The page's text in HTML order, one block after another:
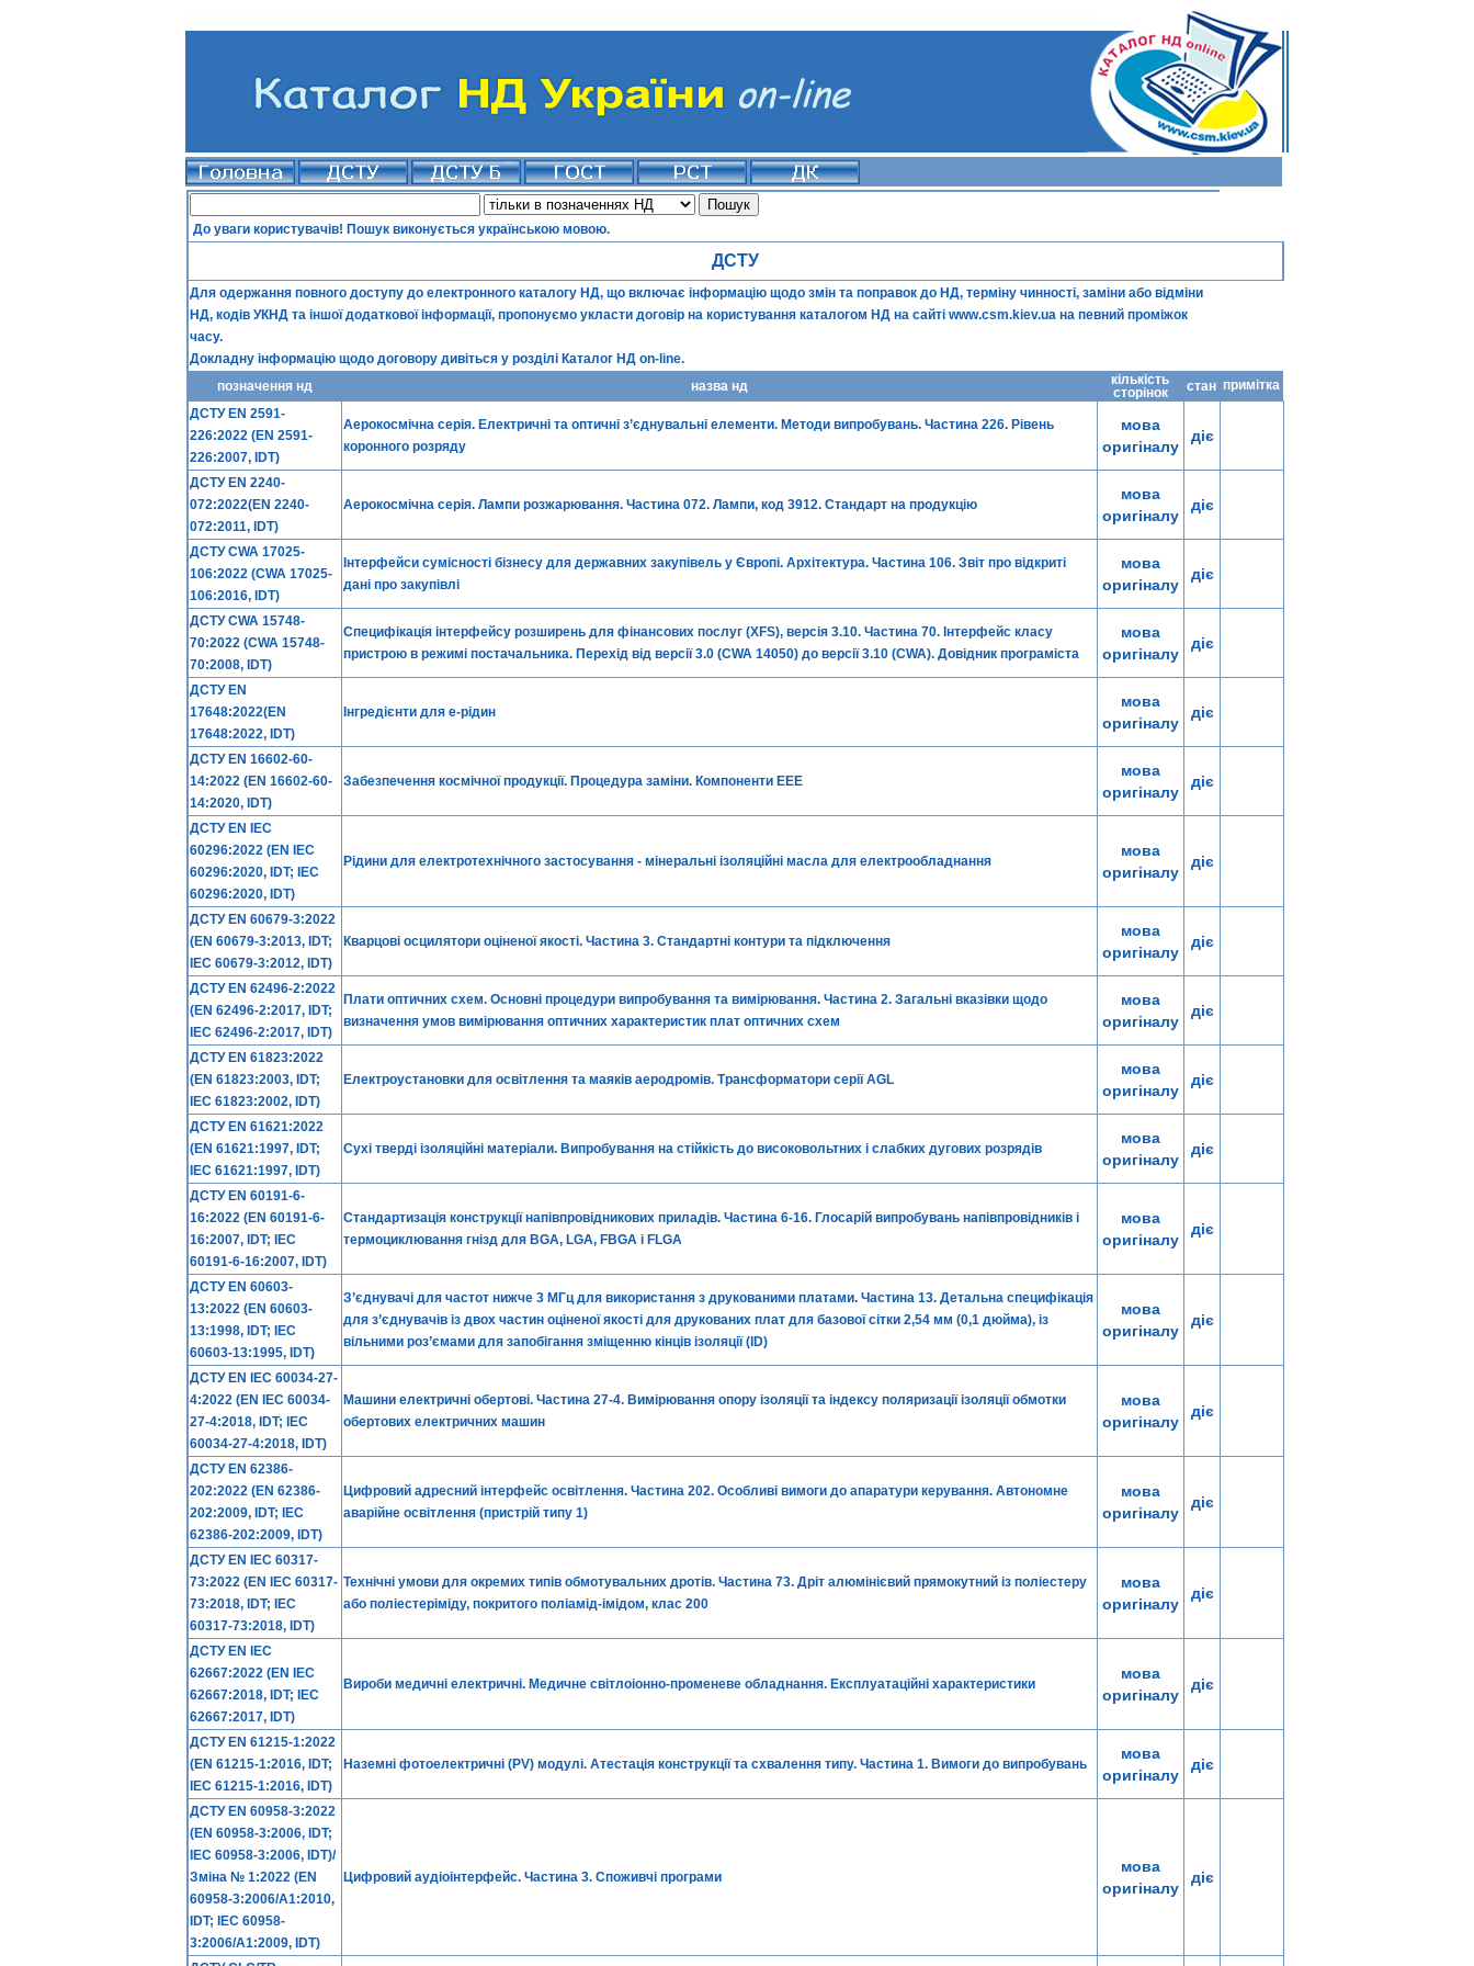
До уваги користувачів! Пошук виконується українською мовою.
ДСТУ
Для одержання повного доступу до електронного каталогу НД, що включає інформацію щодо змін та поправок до НД, терміну чинності, заміни або відміни
НД, кодів УКНД та іншої додаткової інформації, пропонуємо укласти договір на користування каталогом НД на сайті www.csm.kiev.ua на певний проміжок
часу.
Докладну інформацію щодо договору дивіться у розділі Каталог НД on-line.
позначення нд
назва нд
кількість
сторінок
стан примітка
ДСТУ EN 2591-
226:2022 (EN 2591-
226:2007, IDT)
Аерокосмічна серія. Електричні та оптичні з’єднувальні елементи. Методи випробувань. Частина 226. Рівень
коронного розряду
мова
оригіналу
діє
ДСТУ EN 2240-
072:2022(EN 2240-
072:2011, IDT)
Аерокосмічна серія. Лампи розжарювання. Частина 072. Лампи, код 3912. Стандарт на продукцію
мова
оригіналу
діє
ДСТУ CWA 17025-
106:2022 (CWA 17025-
106:2016, IDT)
Інтерфейси сумісності бізнесу для державних закупівель у Європі. Архітектура. Частина 106. Звіт про відкриті
дані про закупівлі
мова
оригіналу
діє
ДСТУ CWA 15748-
70:2022 (CWA 15748-
70:2008, IDT)
Специфікація інтерфейсу розширень для фінансових послуг (XFS), версія 3.10. Частина 70. Інтерфейс класу
пристрою в режимі постачальника. Перехід від версії 3.0 (CWA 14050) до версії 3.10 (CWA). Довідник програміста
мова
оригіналу
діє
ДСТУ EN
17648:2022(EN
17648:2022, IDT)
Інгредієнти для е-рідин
мова
оригіналу
діє
ДСТУ EN 16602-60-
14:2022 (EN 16602-60-
14:2020, IDT)
Забезпечення космічної продукції. Процедура заміни. Компоненти EEE
мова
оригіналу
діє
ДСТУ EN IEC
60296:2022 (EN IEC
60296:2020, IDT; IEC
60296:2020, IDT)
Рідини для електротехнічного застосування - мінеральні ізоляційні масла для електрообладнання
мова
оригіналу
діє
ДСТУ EN 60679-3:2022
(EN 60679-3:2013, IDT;
IEC 60679-3:2012, IDT)
Кварцові осцилятори оціненої якості. Частина 3. Стандартні контури та підключення
мова
оригіналу
діє
ДСТУ EN 62496-2:2022
(EN 62496-2:2017, IDT;
IEC 62496-2:2017, IDT)
Плати оптичних схем. Основні процедури випробування та вимірювання. Частина 2. Загальні вказівки щодо
визначення умов вимірювання оптичних характеристик плат оптичних схем
мова
оригіналу
діє
ДСТУ EN 61823:2022
(EN 61823:2003, IDT;
IEC 61823:2002, IDT)
Електроустановки для освітлення та маяків аеродромів. Трансформатори серії AGL
мова
оригіналу
діє
ДСТУ EN 61621:2022
(EN 61621:1997, IDT;
IEC 61621:1997, IDT)
Сухі тверді ізоляційні матеріали. Випробування на стійкість до високовольтних і слабких дугових розрядів
мова
оригіналу
діє
ДСТУ EN 60191-6-
16:2022 (EN 60191-6-
16:2007, IDT; IEC
60191-6-16:2007, IDT)
Стандартизація конструкції напівпровідникових приладів. Частина 6-16. Глосарій випробувань напівпровідників і
термоциклювання гнізд для BGA, LGA, FBGA і FLGA
мова
оригіналу
діє
ДСТУ EN 60603-
13:2022 (EN 60603-
13:1998, IDT; IEC
60603-13:1995, IDT)
З’єднувачі для частот нижче 3 МГц для використання з друкованими платами. Частина 13. Детальна специфікація
для з’єднувачів із двох частин оціненої якості для друкованих плат для базової сітки 2,54 мм (0,1 дюйма), із
вільними роз’ємами для запобігання зміщенню кінців ізоляції (ID)
мова
оригіналу
діє
ДСТУ EN IEC 60034-27-
4:2022 (EN IEC 60034-
27-4:2018, IDT; IEC
60034-27-4:2018, IDT)
Машини електричні обертові. Частина 27-4. Вимірювання опору ізоляції та індексу поляризації ізоляції обмотки
обертових електричних машин
мова
оригіналу
діє
ДСТУ EN 62386-
202:2022 (EN 62386-
202:2009, IDT; IEC
62386-202:2009, IDT)
Цифровий адресний інтерфейс освітлення. Частина 202. Особливі вимоги до апаратури керування. Автономне
аварійне освітлення (пристрій типу 1)
мова
оригіналу
діє
ДСТУ EN IEC 60317-
73:2022 (EN IEC 60317-
73:2018, IDT; IEC
60317-73:2018, IDT)
Технічні умови для окремих типів обмотувальних дротів. Частина 73. Дріт алюмінієвий прямокутний із поліестеру
або поліестеріміду, покритого поліамід-імідом, клас 200
мова
оригіналу
діє
ДСТУ EN IEC
62667:2022 (EN IEC
62667:2018, IDT; IEC
62667:2017, IDT)
Вироби медичні електричні. Медичне світлоіонно-променеве обладнання. Експлуатаційні характеристики
мова
оригіналу
діє
ДСТУ EN 61215-1:2022
(EN 61215-1:2016, IDT;
IEC 61215-1:2016, IDT)
Наземні фотоелектричні (PV) модулі. Атестація конструкції та схвалення типу. Частина 1. Вимоги до випробувань
мова
оригіналу
діє
ДСТУ EN 60958-3:2022
(EN 60958-3:2006, IDT;
IEC 60958-3:2006, IDT)/
Зміна № 1:2022 (EN
60958-3:2006/A1:2010,
IDT; IEC 60958-
3:2006/A1:2009, IDT)
Цифровий аудіоінтерфейс. Частина 3. Споживчі програми
мова
оригіналу
діє